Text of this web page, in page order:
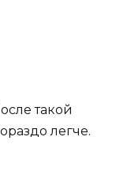
такой
легче.